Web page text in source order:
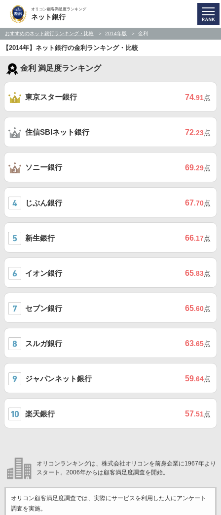
オリコン顧客満足度ランキング
ネット銀行
おすすめのネット銀行ランキング・比較 2014年版 金利
【2014年】ネット銀行の金利ランキング・比較
金利 満足度ランキング
東京スター銀行 74.91点
住信SBIネット銀行 72.23点
ソニー銀行 69.29点
じぶん銀行 67.70点
新生銀行 66.17点
イオン銀行 65.83点
セブン銀行 65.60点
スルガ銀行 63.65点
ジャパンネット銀行 59.64点
楽天銀行 57.51点
オリコンランキングは、株式会社オリコンを前身企業に1967年より
スタート。2006年からは顧客満足度調査を開始。
オリコン顧客満足度調査では、実際にサービスを利用した 人にアンケート
調査を実施。